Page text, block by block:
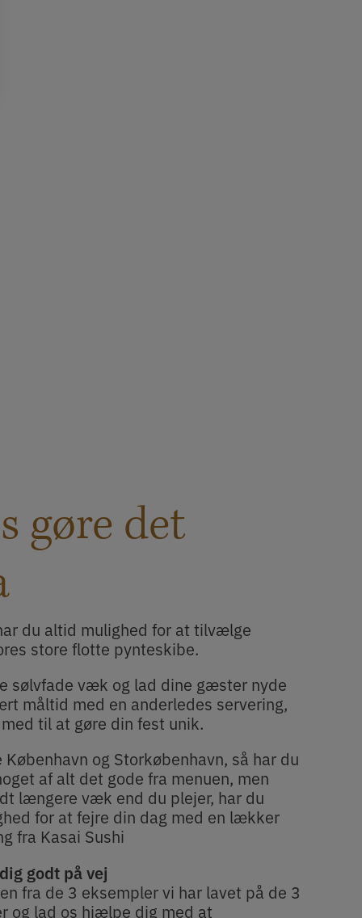
gøre det
du altid mulighed for at tilvælge
store flotte pynteskibe.
sølvfade væk og lad dine gæster nyde
måltid med en anderledes servering,
til at gøre din fest unik.
og Storkøbenhavn, så har du
af alt det gode fra menuen, men
længere væk end du plejer, har du
for at fejre din dag med en lækker
fra Kasai Sushi
godt på vej
fra de 3 eksempler vi har lavet på de 3
og lad os hjælpe dig med at